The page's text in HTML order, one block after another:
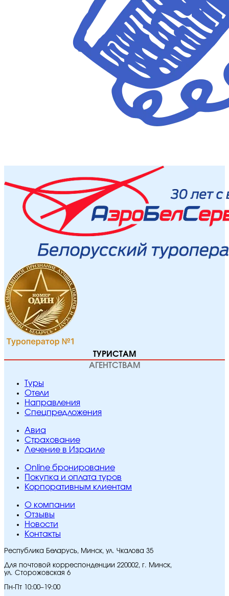
ТУРИСТАМ
АГЕНТСТВАМ
Туры
Отели
Направления
Спецпредложения
Авиа
Страхование
Лечение в Израиле
Online бронирование
Покупка и оплата туров
Корпоративным клиентам
O компании
Отзывы
Новости
Контакты
Республика Беларусь, Минск, ул. Чкалова 35
Для почтовой корреспонденции 220002, г. Минск,
ул. Сторожовская 6
Пн-Пт 10:00–19:00